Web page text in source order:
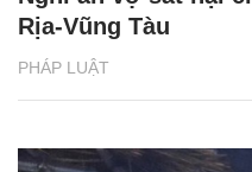
PHÁP LUẬT
Rịa-Vũng Tàu